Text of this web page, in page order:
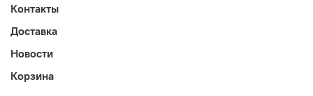
Контакты
Доставка
Новости
Корзина